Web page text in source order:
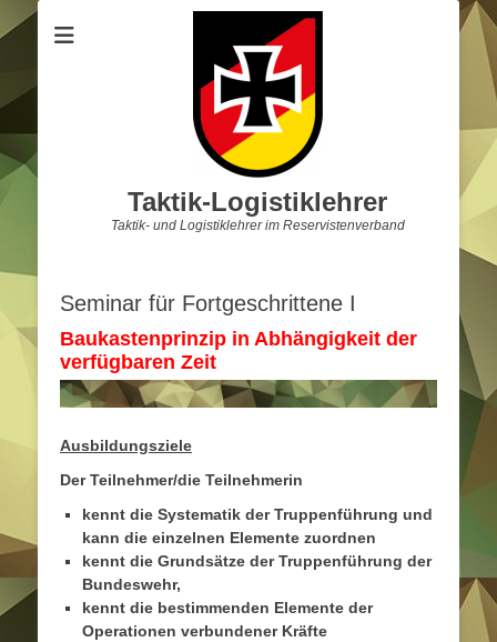
Taktik-Logistiklehrer
Taktik- und Logistiklehrer im Reservistenverband
Seminar für Fortgeschrittene I
Baukastenprinzip in Abhängigkeit der
verfügbaren Zeit
Ausbildungsziele
Der Teilnehmer/die Teilnehmerin
kennt die Systematik der Truppenführung und
kann die einzelnen Elemente zuordnen
kennt die Grundsätze der Truppenführung der
Bundeswehr,
kennt die bestimmenden Elemente der
Operationen verbundener Kräfte